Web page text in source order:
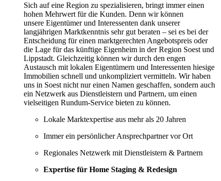
Sich auf eine Region zu spezialisieren, bringt immer einen
hohen Mehrwert für die Kunden. Denn wir können
unsere Eigentümer und Interessenten dank unserer
langjährigen Marktkenntnis sehr gut beraten – sei es bei der
Entscheidung für einen marktgerechten Angebotspreis oder
die Lage für das künftige Eigenheim in der Region Soest und
Lippstadt. Gleichzeitig können wir durch den engen
Austausch mit lokalen Eigentümern und Interessenten hiesige
Immobilien schnell und unkompliziert vermitteln. Wir haben
uns in Soest nicht nur einen Namen geschaffen, sondern auch
ein Netzwerk aus Dienstleistern und Partnern, um einen
vielseitigen Rundum-Service bieten zu können.
Lokale Marktexpertise aus mehr als 20 Jahren
Immer ein persönlicher Ansprechpartner vor Ort
Regionales Netzwerk mit Dienstleistern & Partnern
Expertise für Home Staging & Redesign